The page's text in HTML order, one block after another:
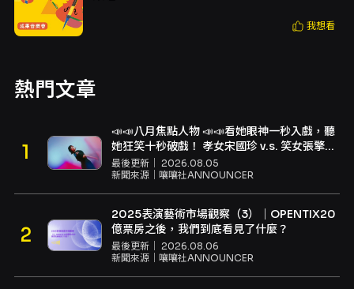
我想看
熱門文章
📣📣八月焦點人物 📣📣看她眼神一秒入戲，聽
她狂笑十秒破戲！ 孝女宋國珍 v.s. 笑女張擎
佳：本是同根生，相約壓車別太急
最後更新｜ 2026.08.05
新聞來源｜ 嚷嚷社ANNOUNCER
2025表演藝術市場觀察（3）｜OPENTIX20
億票房之後，我們到底看見了什麼？
最後更新｜ 2026.08.06
新聞來源｜ 嚷嚷社ANNOUNCER